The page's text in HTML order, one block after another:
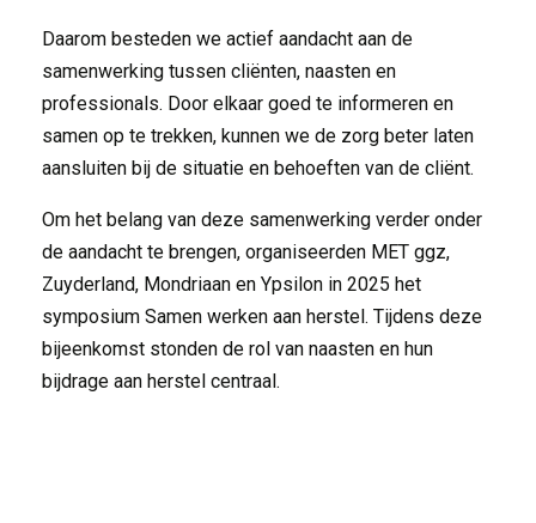
Daarom besteden we actief aandacht aan de
samenwerking tussen cliënten, naasten en
professionals. Door elkaar goed te informeren en
samen op te trekken, kunnen we de zorg beter laten
aansluiten bij de situatie en behoeften van de cliënt.
Om het belang van deze samenwerking verder onder
de aandacht te brengen, organiseerden MET ggz,
Zuyderland, Mondriaan en Ypsilon in 2025 het
symposium Samen werken aan herstel. Tijdens deze
bijeenkomst stonden de rol van naasten en hun
bijdrage aan herstel centraal.